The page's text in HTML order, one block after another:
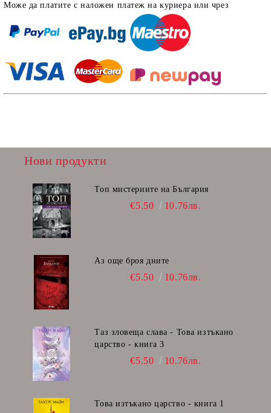
Може да платите с наложен платеж на куриера или чрез
Нови продукти
Топ мистериите на България
€5.50 10.76лв.
Аз още броя дните
€5.50 10.76лв.
Таз зловеща слава - Това изтъкано
царство - книга 3
€5.50 10.76лв.
Това изтъкано царство - книга 1